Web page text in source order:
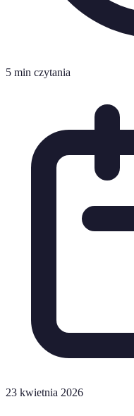
5 min czytania
23 kwietnia 2026